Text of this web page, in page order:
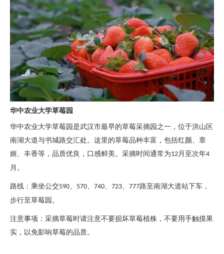
华中农业大学草莓园
华中农业大学草莓园是武汉市最早的草莓采摘园之一，位于洪山区
南湖大道与书城路交汇处。这里的草莓品种丰富，包括红颜、章
姬、丰香等，品质优良，口感鲜美。采摘时间通常为12 月至次年4
月。
路线：乘坐公交590 570 740 723 777路至南湖大道站下车，
步行至草莓园。
注意事项：采摘草莓时请注意不要损坏草莓植株，不要用手触摸果
实，以免影响草莓的品质。